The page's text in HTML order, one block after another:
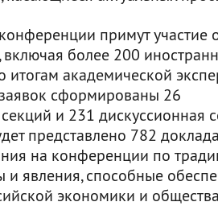
примут участие
включая более 200
итогам академической
сформированы 26
и 231 дискуссионная
представлено 782
на конференции по
и явления, способные
экономики и